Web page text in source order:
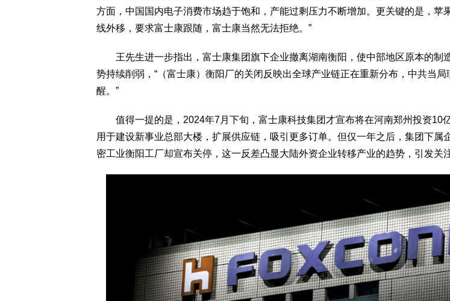
方面，中国国内电子消费市场趋于饱和，产能过剩压力不断增加。更关键的是，苹
线外移，要求富士康跟随，富士康当然无法拒绝。”
王先生进一步指出，富士康集团旗下企业撤离湖南衡阳，使中部地区原本的制
势持续削弱，“（富士康）衡阳厂的关闭反映出全球产业链正在重新分布，中共当局
醒。”
值得一提的是，2024年7月下旬，富士康科技集团才宣布将在河南郑州投资10亿
用于建设新事业总部大楼，扩展供应链，吸引更多订单。但仅一年之后，集团下属
密工业衡阳工厂却宣布关停，这一反差凸显大陆外资企业转移产业的趋势，引发关注